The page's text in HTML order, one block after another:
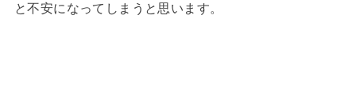
と不安になってしまうと思います。